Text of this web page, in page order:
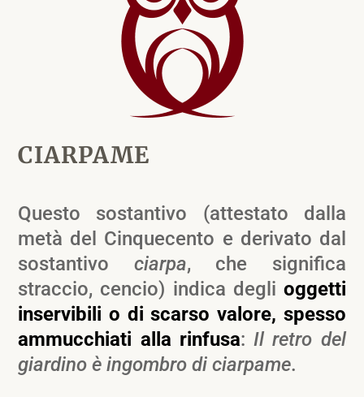
CIARPAME
Questo sostantivo (attestato dalla
metà del Cinquecento e derivato dal
sostantivo ciarpa, che significa
straccio, cencio) indica degli oggetti
inservibili o di scarso valore, spesso
ammucchiati alla rinfusa:Il retro del
giardino è ingombro di ciarpame.